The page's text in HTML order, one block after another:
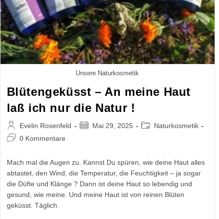
Unsere Naturkosmetik
Blütengeküsst – An meine Haut
laß ich nur die Natur !
Beitrags-
Autor:
Evelin Rosenfeld
BeitragMai 29, 2025
Beitrags-Naturkosmetik
Beitrags-0 Kommentare
Mach mal die Augen zu. Kannst Du spüren, wie deine Haut alles
abtastet, den Wind, die Temperatur, die Feuchtigkeit – ja sogar
die Düfte und Klänge ? Dann ist deine Haut so lebendig und
gesund, wie meine. Und meine Haut ist von reinen Blüten
geküsst. Täglich.